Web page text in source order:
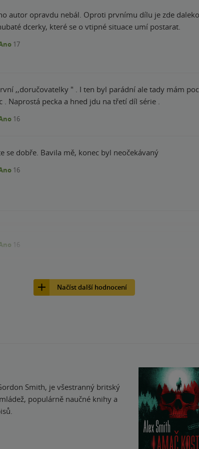
autor opravdu nebál. Oproti prvnímu dílu je zde
dcerky, které se o vtipné situace umí postarat.
17
,,doručovatelky " . I ten byl parádní ale tady mám
Naprostá pecka a hned jdu na třetí díl série .
16
se dobře. Bavila mě, konec byl neočekávaný
16
16
Načíst další hodnocení
Smith, je všestranný britský
populárně naučné knihy a